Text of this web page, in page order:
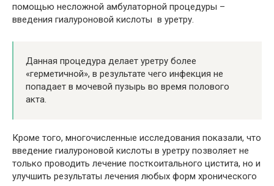
помощью несложной амбулаторной процедуры –
введения гиалуроновой кислоты в уретру.
Данная процедура делает уретру более
«герметичной», в результате чего инфекция не
попадает в мочевой пузырь во время полового
акта.
Кроме того, многочисленные исследования показали, что
введение гиалуроновой кислоты в уретру позволяет не
только проводить лечение посткоитального цистита, но и
улучшить результаты лечения любых форм хронического